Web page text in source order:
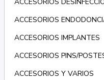
ACCESORIOS
ACCESORIOS IMPLANTES
ACCESORIOS PINS/
ACCESORIOS Y VARIOS